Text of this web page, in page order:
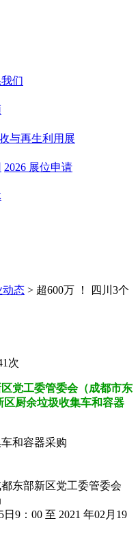
们
与再生利用展
2026 展位申请
动态 > 超600万 ！ 四川3个
次
党工委管委会（成都市东
厨余垃圾收集车和容器
和容器采购
东部新区党工委管委会
9：00 至 2021 年02月19